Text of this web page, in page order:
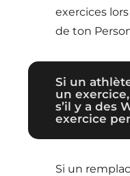
exercices
de ton
Si un
un
s’il y a des
exercice
Si un